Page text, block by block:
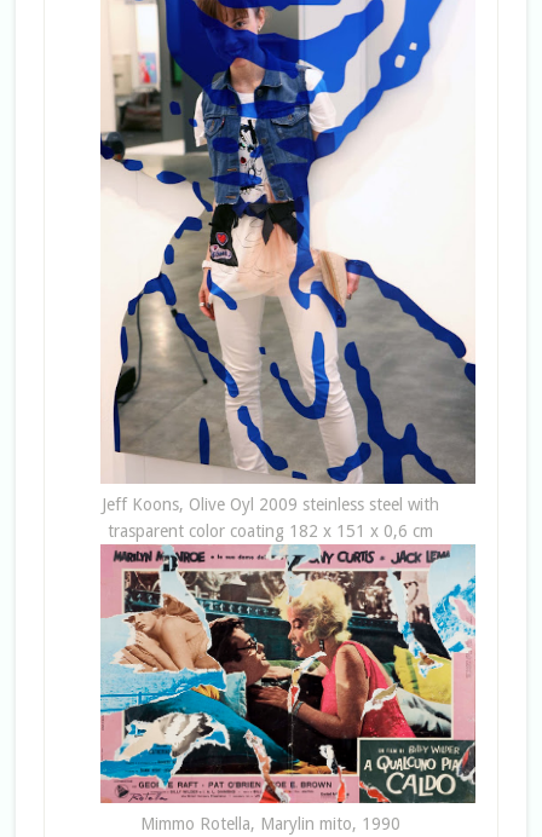
Jeff Koons, Olive Oyl 2009 steinless steel with
trasparent color coating 182 x 151 x 0,6 cm
Mimmo Rotella, Marylin mito, 1990